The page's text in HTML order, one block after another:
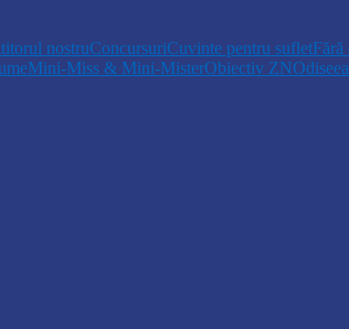
nostruConcursuriCuvinte pentru sufletFără
Mini-Miss & Mini-MisterObiectiv ZN